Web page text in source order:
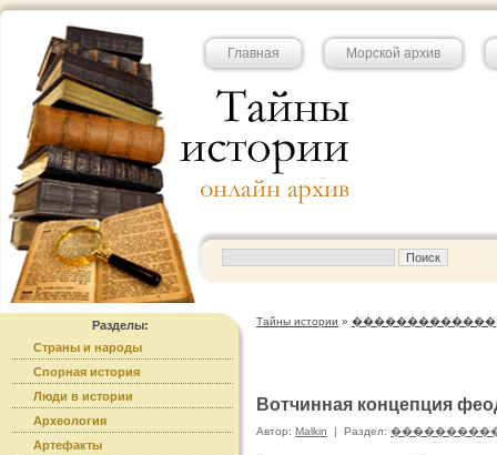
Главная Морской архив
Разделы:
Страны и народы
Спорная история
Люди в истории
Археология
Артефакты
Тайны истории » �������������
Вотчинная концепция
Автор: Malkin | Раздел: